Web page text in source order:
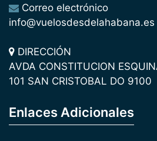
Correo electrónico
info@vuelosdesdelahabana.es
DIRECCIÓN
AVDA CONSTITUCION
101 SAN CRISTOBAL DO 9100
Enlaces Adicionales